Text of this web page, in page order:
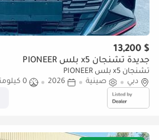
$ 13,200
جديدة تشنجان x5 بلس PIONEER
تشنجان x5 بلس PIONEER
دبي
صينية 2026
0 كيلومتر